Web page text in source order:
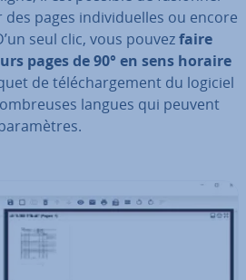
des pages in­di­vi­duelles ou encore
seul clic, vous pouvezfaire
pages de 90° en sens horaire
de té­lé­char­ge­ment du logiciel
langues qui peuvent